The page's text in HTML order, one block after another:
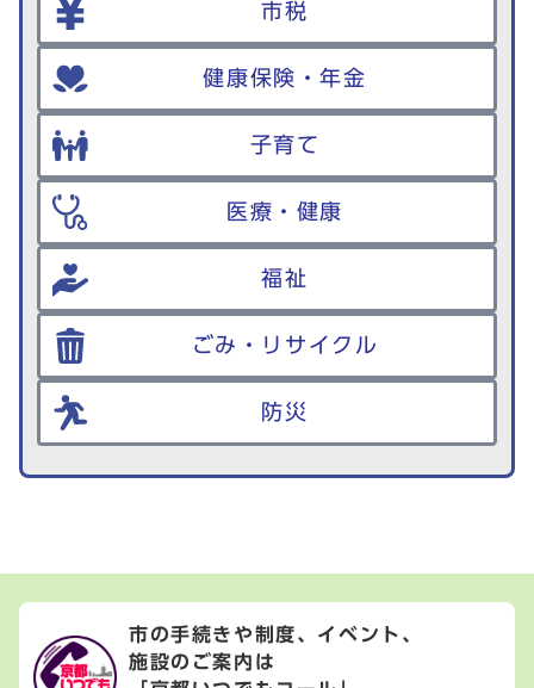
市税
健康保険・年金
子育て
医療・健康
福祉
ごみ・リサイクル
防災
市の手続きや制度、イベント、
施設のご案内は